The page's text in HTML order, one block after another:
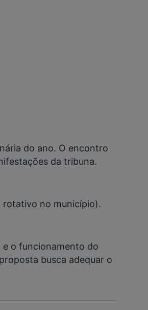
do ano. O encontro
da tribuna.
rotativo no município).
e o funcionamento do
busca adequar o